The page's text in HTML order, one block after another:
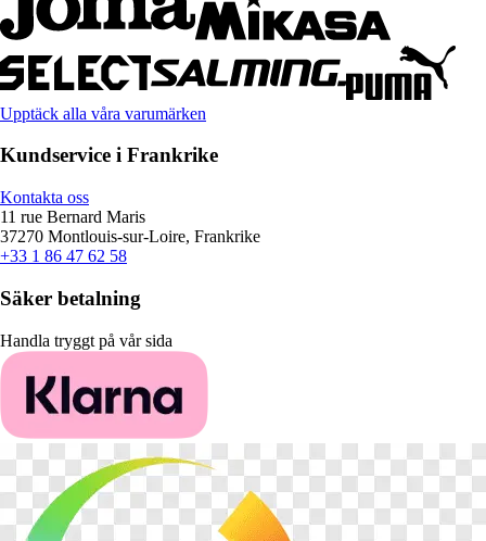
Upptäck alla våra varumärken
Kundservice i Frankrike
Kontakta oss
11 rue Bernard Maris
37270 Montlouis-sur-Loire, Frankrike
+33 1 86 47 62 58
Säker betalning
Handla tryggt på vår sida